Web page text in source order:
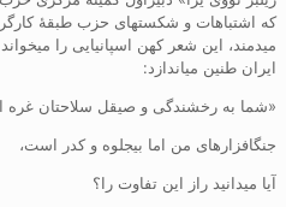
که اشتباهات و شکستهای حزب طبقۀ کارگر
میدمند، این شعر کهن اسپانیایی را
ایران طنین میاندازد:
«شما به رخشندگی و صیقل سلاحتان غره
جنگافزارهای من اما بیجلوه و کدر است،
آیا میدانید راز این تفاوت را؟